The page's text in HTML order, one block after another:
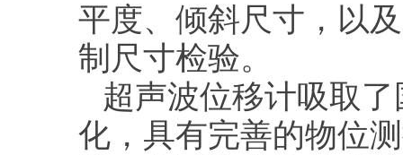
平度、倾斜尺寸，以
制尺寸检验。
超声波位移计吸取了
化，具有完善的物位